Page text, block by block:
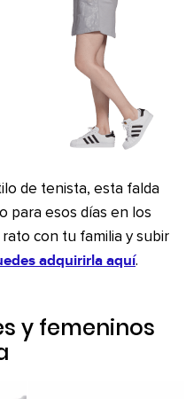
de tenista, esta falda
para esos días en los
con tu familia y subir
adquirirla aquí.
y femeninos